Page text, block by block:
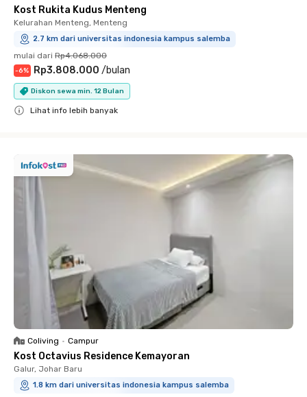
Kost Rukita Kudus Menteng
Kelurahan Menteng, Menteng
2.7 km dari universitas indonesia kampus salemba
mulai dari Rp4.068.000
-6% Rp3.808.000 /bulan
Diskon sewa min. 12 Bulan
Lihat info lebih banyak
Coliving • Campur
Kost Octavius Residence Kemayoran
Galur, Johar Baru
1.8 km dari universitas indonesia kampus salemba